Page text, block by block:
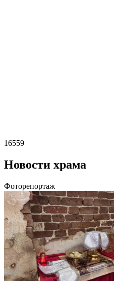
16559
Новости храма
Фоторепортаж